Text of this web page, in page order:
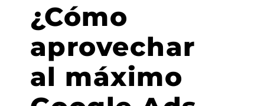
¿Cómo
aprovechar
al máximo